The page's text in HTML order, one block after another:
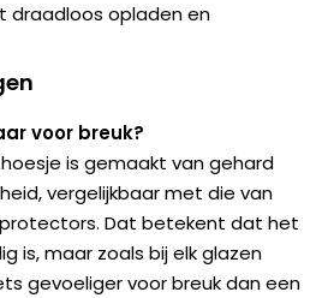
draadloos opladen en
voor breuk?
is gemaakt van gehard
vergelijkbaar met die van
Dat betekent dat het
is, maar zoals bij elk glazen
gevoeliger voor breuk dan een